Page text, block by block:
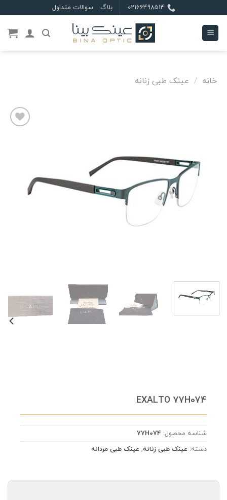
to
content
02166498514 بلاگ سوالات متداول
خانه / عینک طبی زنانه
EXALTO 77H074
شناسه محصول: 77H074
دسته: عینک طبی زنانه, عینک طبی مردانه